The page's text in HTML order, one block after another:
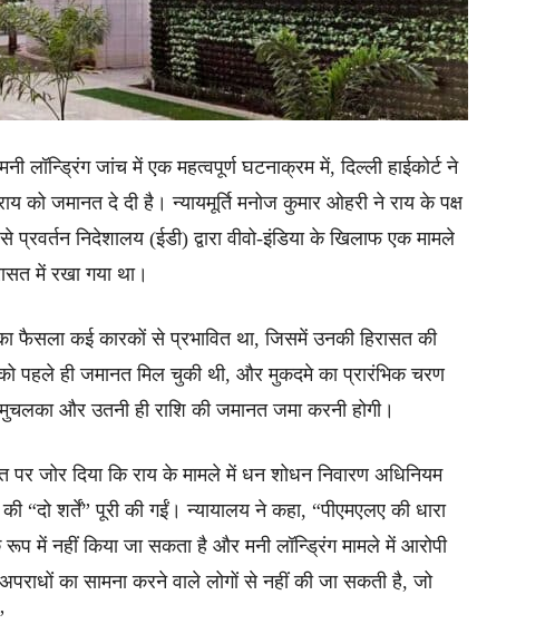
लॉन्ड्रिंग जांच में एक महत्वपूर्ण घटनाक्रम में, दिल्ली हाईकोर्ट ने
जमानत दे दी है। न्यायमूर्ति मनोज कुमार ओहरी ने राय के पक्ष
निदेशालय (ईडी) द्वारा वीवो-इंडिया के खिलाफ एक मामले
में रखा गया था।
फैसला कई कारकों से प्रभावित था, जिसमें उनकी हिरासत की
पहले ही जमानत मिल चुकी थी, और मुकदमे का प्रारंभिक चरण
और उतनी ही राशि की जमानत जमा करनी होगी।
पर जोर दिया कि राय के मामले में धन शोधन निवारण अधिनियम
“दो शर्तें” पूरी की गईं। न्यायालय ने कहा, “पीएमएलए की धारा
में नहीं किया जा सकता है और मनी लॉन्ड्रिंग मामले में आरोपी
का सामना करने वाले लोगों से नहीं की जा सकती है, जो